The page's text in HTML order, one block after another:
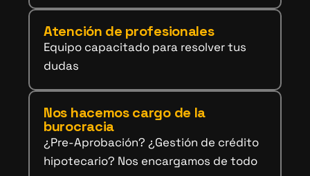
Atención de profesionales
Equipo capacitado para resolver tus
dudas
Nos hacemos cargo de la
burocracia
¿Pre-Aprobación? ¿Gestión de crédito
hipotecario? Nos encargamos de todo